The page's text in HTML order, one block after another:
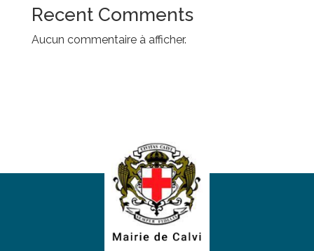
Recent Comments
Aucun commentaire à afficher.